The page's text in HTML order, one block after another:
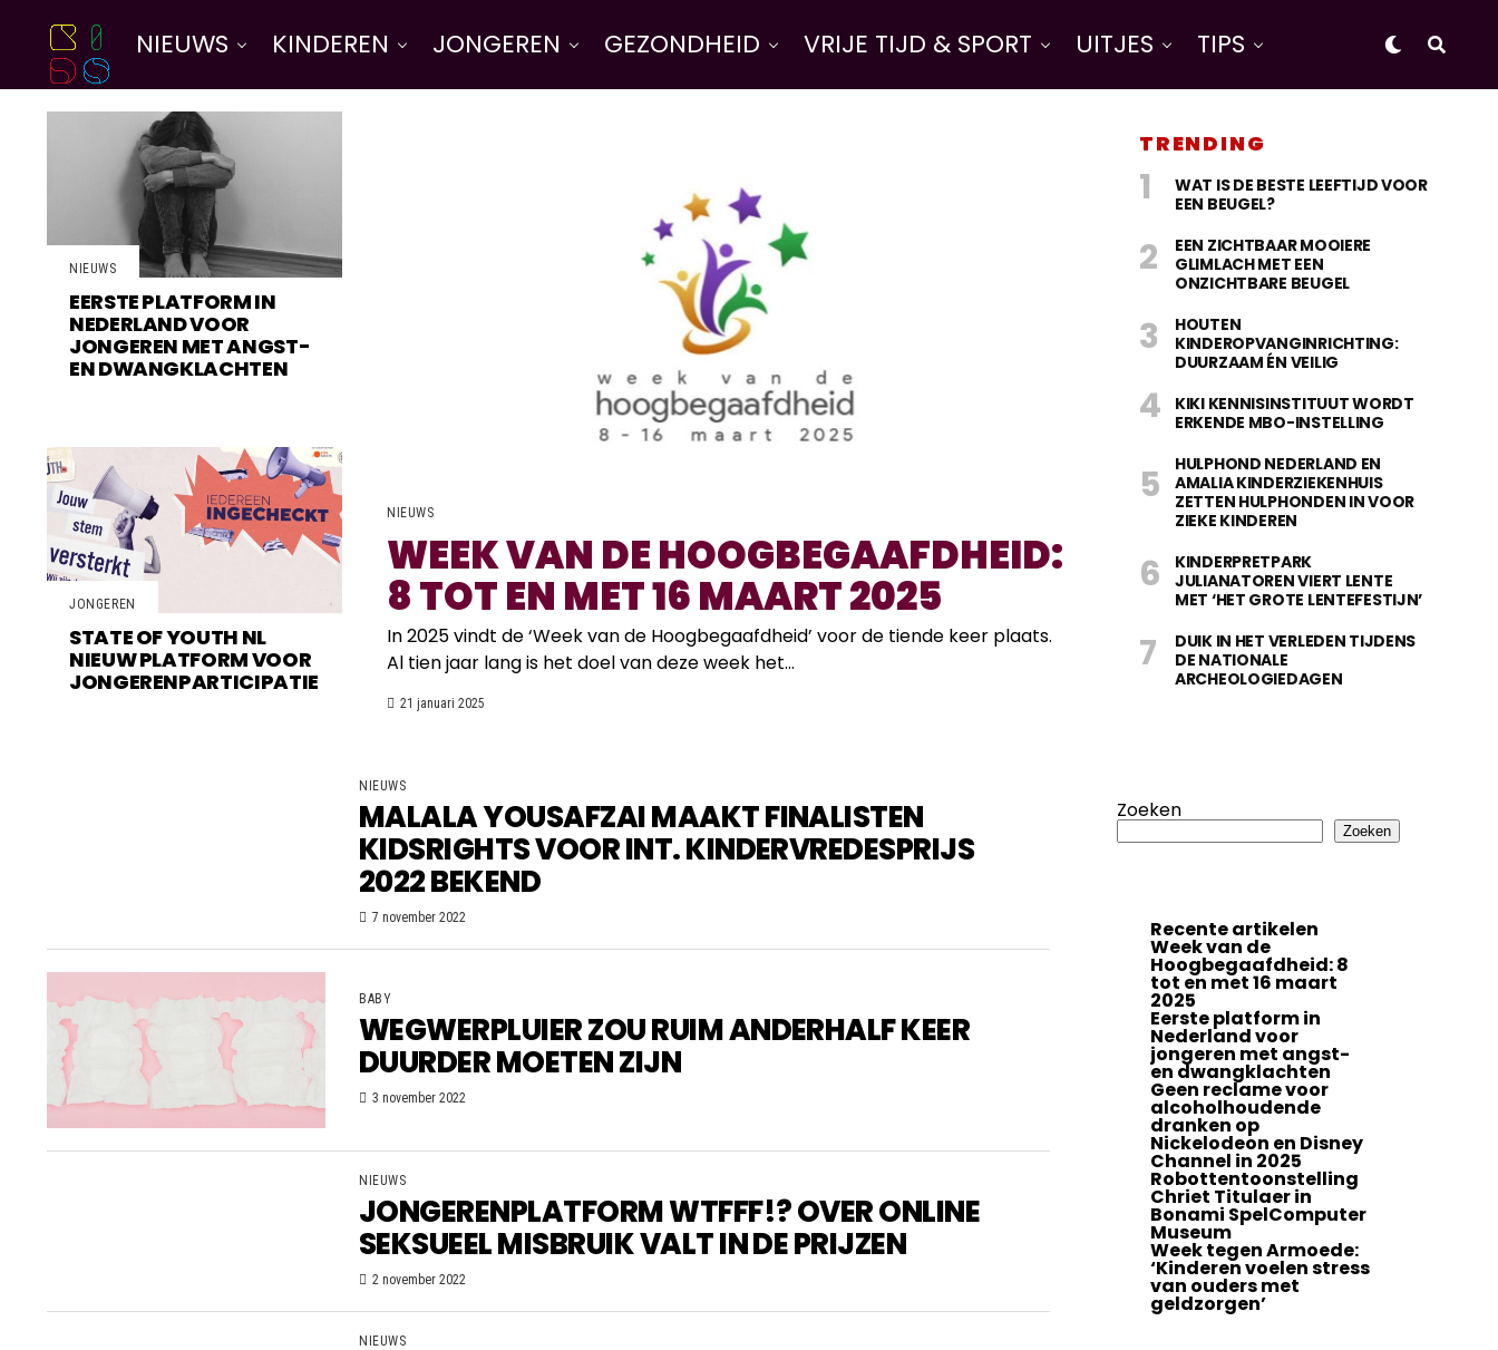
NIEUWS KINDEREN JONGEREN GEZONDHEID VRIJE TIJD & SPORT UITJES TIPS
NIEUWS
WEEK VAN DE HOOGBEGAAFDHEID:
8 TOT EN MET 16 MAART 2025
In 2025 vindt de ‘Week van de Hoogbegaafdheid’ voor de tiende keer plaats.
Al tien jaar lang is het doel van deze week het...
21 januari 2025
NIEUWS
EERSTE PLATFORM IN
NEDERLAND VOOR
JONGEREN MET ANGST-
EN DWANGKLACHTEN
JONGEREN
STATE OF YOUTH NL
NIEUW PLATFORM VOOR
JONGERENPARTICIPATIE
TRENDING
WAT IS DE BESTE LEEFTIJD VOOR
EEN BEUGEL?
EEN ZICHTBAAR MOOIERE
GLIMLACH MET EEN
ONZICHTBARE BEUGEL
HOUTEN
KINDEROPVANGINRICHTING:
DUURZAAM ÉN VEILIG
KIKI KENNISINSTITUUT WORDT
ERKENDE MBO-INSTELLING
HULPHOND NEDERLAND EN
AMALIA KINDERZIEKENHUIS
ZETTEN HULPHONDEN IN VOOR
ZIEKE KINDEREN
KINDERPRETPARK
JULIANATOREN VIERT LENTE
MET ‘HET GROTE LENTEFESTIJN’
DUIK IN HET VERLEDEN TIJDENS
DE NATIONALE
ARCHEOLOGIEDAGEN
NIEUWS
MALALA YOUSAFZAI MAAKT FINALISTEN
KIDSRIGHTS VOOR INT. KINDERVREDESPRIJS
2022 BEKEND
7 november 2022
BABY
WEGWERPLUIER ZOU RUIM ANDERHALF KEER
DUURDER MOETEN ZIJN
3 november 2022
NIEUWS
JONGERENPLATFORM WTFFF!? OVER ONLINE
SEKSUEEL MISBRUIK VALT IN DE PRIJZEN
2 november 2022
NIEUWS
Zoeken
Zoeken
Recente artikelen
Week van de
Hoogbegaafdheid: 8
tot en met 16 maart
2025
Eerste platform in
Nederland voor
jongeren met angst-
en dwangklachten
Geen reclame voor
alcoholhoudende
dranken op
Nickelodeon en Disney
Channel in 2025
Robottentoonstelling
Chriet Titulaer in
Bonami SpelComputer
Museum
Week tegen Armoede:
‘Kinderen voelen stress
van ouders met
geldzorgen’